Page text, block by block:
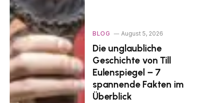
BLOG August 5, 2026
Die unglaubliche
Geschichte von Till
Eulenspiegel – 7
spannende Fakten im
Überblick